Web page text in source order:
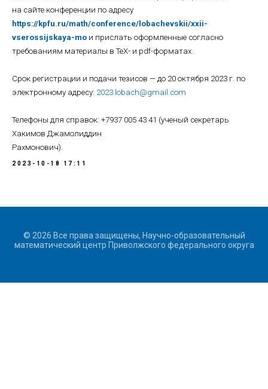
на сайте конференции по адресу
https://kpfu.ru/math/conference/lobachevskii/xxii-
vserossijskaya-mo и прислать оформленные согласно
требованиям материалы в TeX- и pdf-форматах.
Срок регистрации и подачи тезисов — до 20 октября 2023 г. по
электронному адресу: 2023.lobach@gmail.com
Телефоны для справок: +7937 005 43 41 (ученый секретарь
Хакимов Джамолиддин
Рахмонович).
2023-10-18 17:11
© 2026 Все права защищены, Научно-образовательный
математический центр Приволжского федерального округа